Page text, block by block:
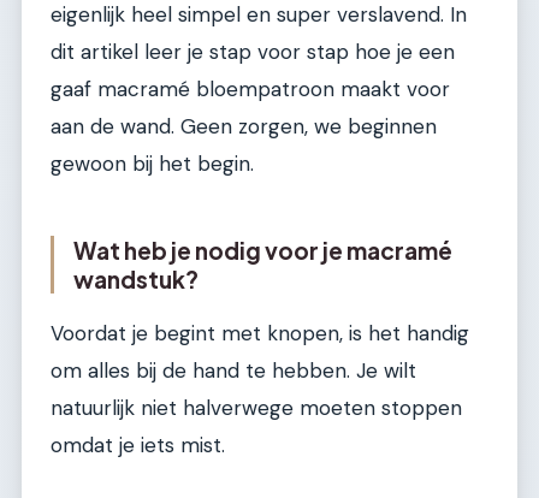
eigenlijk heel simpel en super verslavend. In
dit artikel leer je stap voor stap hoe je een
gaaf macramé bloempatroon maakt voor
aan de wand. Geen zorgen, we beginnen
gewoon bij het begin.
Wat heb je nodig voor je macramé
wandstuk?
Voordat je begint met knopen, is het handig
om alles bij de hand te hebben. Je wilt
natuurlijk niet halverwege moeten stoppen
omdat je iets mist.